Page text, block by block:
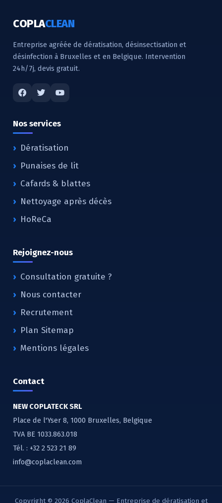
COPLACLEAN
Entreprise agréée de dératisation, désinsectisation et
désinfection à Bruxelles et en Belgique. Intervention
24h/7j, devis gratuit.
Nos services
Dératisation
Punaises de lit
Cafards & blattes
Nettoyage après décès
HoReCa
Rejoignez-nous
Consultation gratuite ?
Nous contacter
Recrutement
Plan Sitemap
Mentions légales
Contact
NEW COPLATECK SRL
Place de l'Yser 8, 1000 Bruxelles, Belgique
TVA BE 1033.863.018
Tél. : +32 2 523 21 89
info@coplaclean.com
Copyright © 2026 CoplaClean — Entreprise de dératisation et